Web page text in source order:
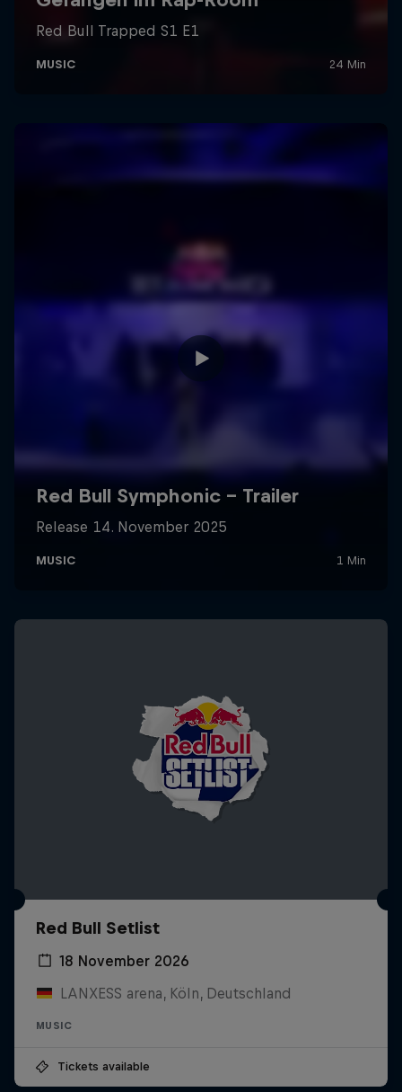
Red Bull Setlist
18 November 2026
LANXESS arena, Köln, Deutschland
MUSIC
Tickets available